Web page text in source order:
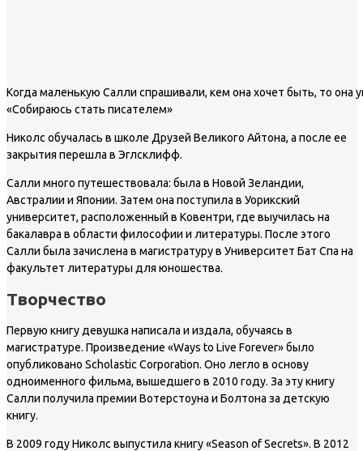
Когда маленькую Салли спрашивали, кем она хочет быть, то она
«Собираюсь стать писателем»
Николс обучалась в школе Друзей Великого Айтона, а после ее
закрытия перешла в Эглсклифф.
Салли много путешествовала: была в Новой Зеландии,
Австралии и Японии. Затем она поступила в Уорикский
университет, расположенный в Ковентри, где выучилась на
бакалавра в области философии и литературы. После этого
Салли была зачислена в магистратуру в Университет Бат Спа на
факультет литературы для юношества.
Творчество
Первую книгу девушка написала и издала, обучаясь в
магистратуре. Произведение «Ways to Live Forever» было
опубликовано Scholastic Corporation. Оно легло в основу
одноименного фильма, вышедшего в 2010 году. За эту книгу
Салли получила премии Вотерстоуна и Болтона за детскую
книгу.
В 2009 году Николс выпустила книгу «Season of Secrets». В 2012